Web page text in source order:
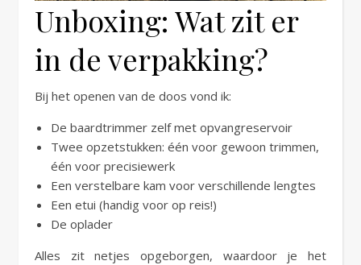
Unboxing: Wat zit er
in de verpakking?
Bij het openen van de doos vond ik:
De baardtrimmer zelf met opvangreservoir
Twee opzetstukken: één voor gewoon trimmen,
één voor precisiewerk
Een verstelbare kam voor verschillende lengtes
Een etui (handig voor op reis!)
De oplader
Alles zit netjes opgeborgen, waardoor je het